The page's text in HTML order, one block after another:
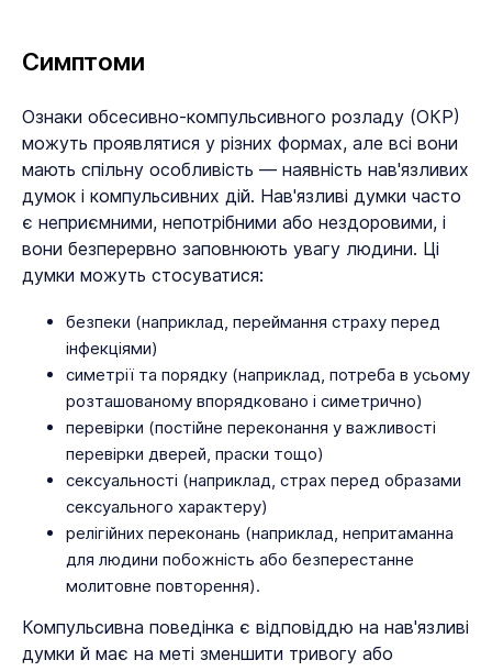
Симптоми
Ознаки обсесивно-компульсивного розладу (ОКР)
можуть проявлятися у різних формах, але всі вони
мають спільну особливість — наявність нав'язливих
думок і компульсивних дій. Нав'язливі думки часто
є неприємними, непотрібними або нездоровими, і
вони безперервно заповнюють увагу людини. Ці
думки можуть стосуватися:
безпеки (наприклад, переймання страху перед
інфекціями)
симетрії та порядку (наприклад, потреба в усьому
розташованому впорядковано і симетрично)
перевірки (постійне переконання у важливості
перевірки дверей, праски тощо)
сексуальності (наприклад, страх перед образами
сексуального характеру)
релігійних переконань (наприклад, непритаманна
для людини побожність або безперестанне
молитовне повторення).
Компульсивна поведінка є відповіддю на нав'язливі
думки й має на меті зменшити тривогу або